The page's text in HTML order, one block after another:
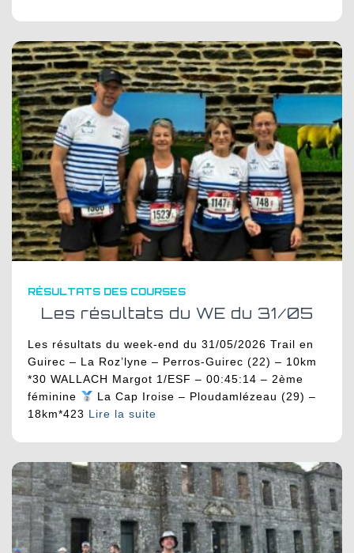
RÉSULTATS DES COURSES
Les résultats du WE du 31/05
Les résultats du week-end du 31/05/2026 Trail en
Guirec – La Roz’lyne – Perros-Guirec (22) – 10km
*30 WALLACH Margot 1/ESF – 00:45:14 – 2ème
féminine
La Cap Iroise – Ploudamlézeau (29) –
18km*423 Lire la suite